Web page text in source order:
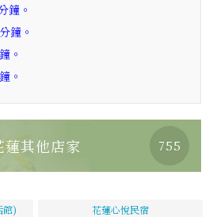
鐘。
鐘。
。
。
蓮其他店家 755
館) 花蓮心悅民宿